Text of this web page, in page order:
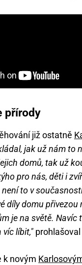
přírody
již ostatně
jak už nám to
domů, tak už
pro nás, děti i
není to v
díly domu
je na světě. Navíc
víc líbit,"
k novým